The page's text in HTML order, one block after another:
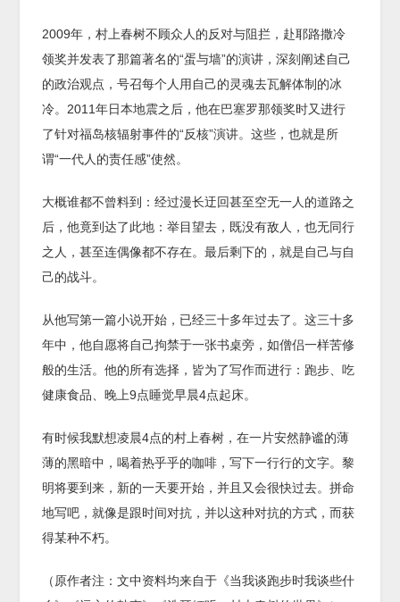
2009年，村上春树不顾众人的反对与阻拦，赴耶路撒冷
领奖并发表了那篇著名的“蛋与墙”的演讲，深刻阐述自己
的政治观点，号召每个人用自己的灵魂去瓦解体制的冰
冷。2011年日本地震之后，他在巴塞罗那领奖时又进行
了针对福岛核辐射事件的“反核”演讲。这些，也就是所
谓“一代人的责任感”使然。
大概谁都不曾料到：经过漫长迂回甚至空无一人的道路之
后，他竟到达了此地：举目望去，既没有敌人，也无同行
之人，甚至连偶像都不存在。最后剩下的，就是自己与自
己的战斗。
从他写第一篇小说开始，已经三十多年过去了。这三十多
年中，他自愿将自己拘禁于一张书桌旁，如僧侣一样苦修
般的生活。他的所有选择，皆为了写作而进行：跑步、吃
健康食品、晚上9点睡觉早晨4点起床。
有时候我默想凌晨4点的村上春树，在一片安然静谧的薄
薄的黑暗中，喝着热乎乎的咖啡，写下一行行的文字。黎
明将要到来，新的一天要开始，并且又会很快过去。拼命
地写吧，就像是跟时间对抗，并以这种对抗的方式，而获
得某种不朽。
（原作者注：文中资料均来自于《当我谈跑步时我谈些什